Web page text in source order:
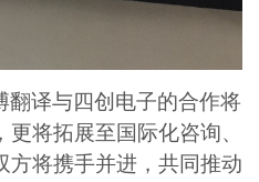
翻译与四创电子的合作将
将拓展至国际化咨询、
方将携手并进，共同推动